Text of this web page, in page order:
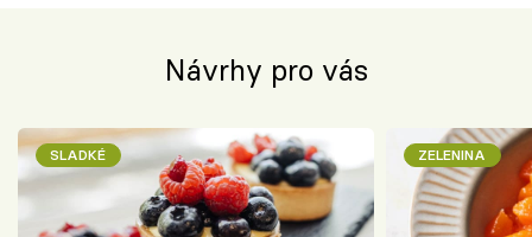
Návrhy pro vás
SLADKÉ ZELENINA